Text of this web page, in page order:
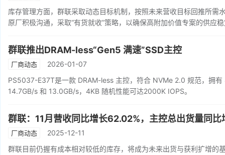
库存管理方面，群联采取动态目标机制，按照未来营收目标回推所
原厂积极沟通，采取“有货就收”策略，以确保高附加价值专案的供应
群联推出DRAM-less“Gen5 满速”SSD主控
厂商动态
2026-01-07
PS5037-E37T是一款 DRAM-less 主控，符合 NVMe 2.0 规范，拥
14.7GB/s 和 13.0GB/s，4KB 随机性能可达2000K IOPS。
群联：11月营收同比增长62.02%，主控总出货量同
厂商动态
2025-12-11
群联目前仍握有成本相对较低的库存，将成为未来出货与获利扩增